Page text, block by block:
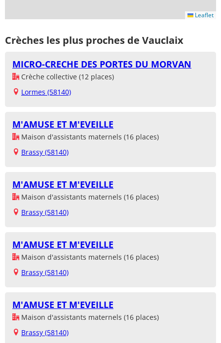
Leaflet
Crèches les plus proches de Vauclaix
MICRO-CRECHE DES PORTES DU MORVAN
Crèche collective (12 places)
Lormes (58140)
M'AMUSE ET M'EVEILLE
Maison d'assistants maternels (16 places)
Brassy (58140)
M'AMUSE ET M'EVEILLE
Maison d'assistants maternels (16 places)
Brassy (58140)
M'AMUSE ET M'EVEILLE
Maison d'assistants maternels (16 places)
Brassy (58140)
M'AMUSE ET M'EVEILLE
Maison d'assistants maternels (16 places)
Brassy (58140)